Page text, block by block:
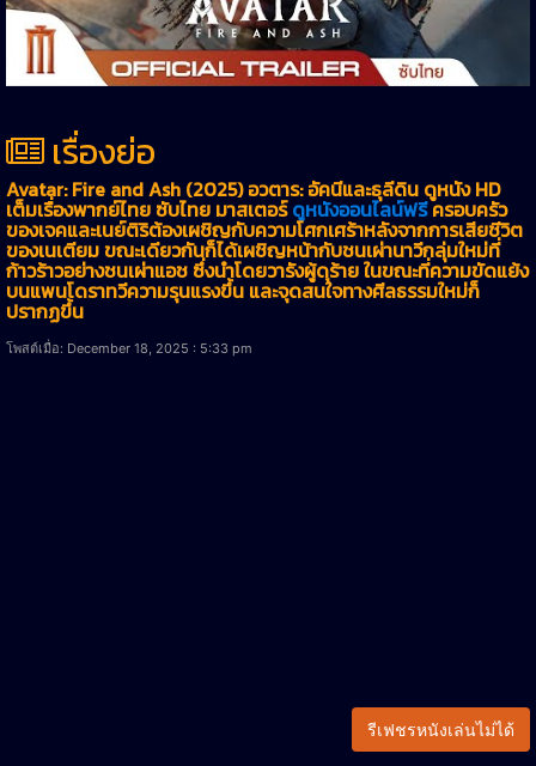
เรื่องย่อ
Avatar: Fire and Ash (2025) อวตาร: อัคนีและธุลีดิน ดูหนัง HD
เต็มเรื่องพากย์ไทย ซับไทย มาสเตอร์ดูหนังออนไลน์ฟรีครอบครัว
ของเจคและเนย์ติริต้องเผชิญกับความโศกเศร้าหลังจากการเสียชีวิต
ของเนเตียม ขณะเดียวกันก็ได้เผชิญหน้ากับชนเผ่านาวีกลุ่มใหม่ที่
ก้าวร้าวอย่างชนเผ่าแอช ซึ่งนำโดยวารังผู้ดุร้าย ในขณะที่ความขัดแย้ง
บนแพนโดราทวีความรุนแรงขึ้น และจุดสนใจทางศีลธรรมใหม่ก็
ปรากฏขึ้น
โพสต์เมื่อ: December 18, 2025 : 5:33 pm
รีเฟชรหนังเล่นไม่ได้